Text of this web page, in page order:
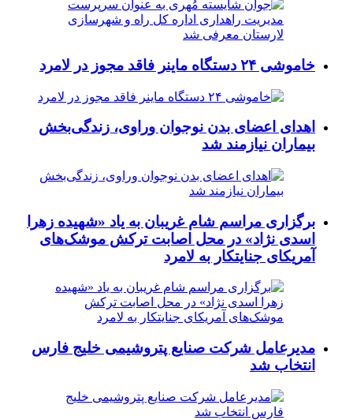
خاموشی ۲۴ دستگاه ماینر فاقد مجوز در لامرد
اهدای اعضای بدن نوجوان وراوی، زندگی‌بخش
بیماران نیازمند شد
برگزاری مراسم شام غریبان به یاد «شهیده زهرا
اسدی نژاد» در محل اصابت ترکش موشک‌های
آمریکای جنایتکار به لامرد
مدیرعامل شرکت صنایع پتروشیمی خلیج فارس
انتخاب شد